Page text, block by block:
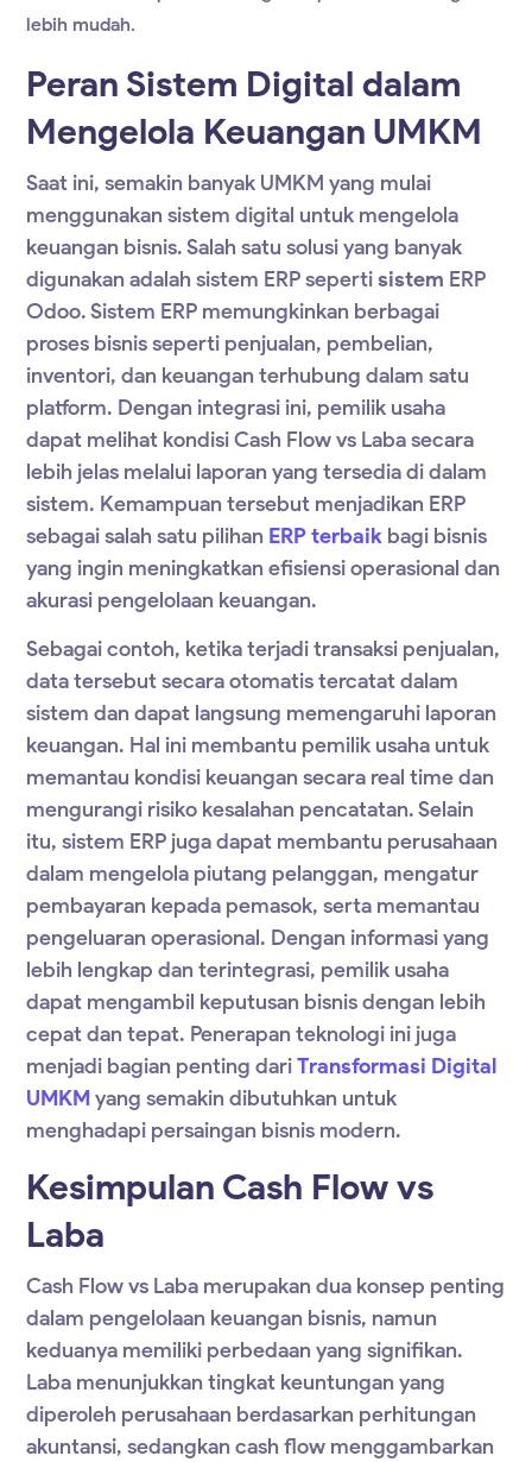
lebih mudah.
Peran Sistem Digital dalam
Mengelola Keuangan UMKM
Saat ini, semakin banyak UMKM yang mulai
menggunakan sistem digital untuk mengelola
keuangan bisnis. Salah satu solusi yang banyak
digunakan adalah sistem ERP sepertisistem ERP
Odoo. Sistem ERP memungkinkan berbagai
proses bisnis seperti penjualan, pembelian,
inventori, dan keuangan terhubung dalam satu
platform. Dengan integrasi ini, pemilik usaha
dapat melihat kondisiCash Flow vs Labasecara
lebih jelas melalui laporan yang tersedia di dalam
sistem. Kemampuan tersebut menjadikan ERP
sebagai salah satu pilihan ERP terbaik bagi bisnis
yang ingin meningkatkan efisiensi operasional dan
akurasi pengelolaan keuangan.
Sebagai contoh, ketika terjadi transaksi penjualan,
data tersebut secara otomatis tercatat dalam
sistem dan dapat langsung memengaruhi laporan
keuangan. Hal ini membantu pemilik usaha untuk
memantau kondisi keuangan secara real time dan
mengurangi risiko kesalahan pencatatan. Selain
itu, sistem ERP juga dapat membantu perusahaan
dalam mengelola piutang pelanggan, mengatur
pembayaran kepada pemasok, serta memantau
pengeluaran operasional. Dengan informasi yang
lebih lengkap dan terintegrasi, pemilik usaha
dapat mengambil keputusan bisnis dengan lebih
cepat dan tepat. Penerapan teknologi ini juga
menjadi bagian penting dariTransformasi Digital
UMKM yang semakin dibutuhkan untuk
menghadapi persaingan bisnis modern.
Kesimpulan Cash Flow vs
Laba
Cash Flow vs Laba merupakan dua konsep penting
dalam pengelolaan keuangan bisnis, namun
keduanya memiliki perbedaan yang signifikan.
Laba menunjukkan tingkat keuntungan yang
diperoleh perusahaan berdasarkan perhitungan
akuntansi, sedangkan cash flow menggambarkan